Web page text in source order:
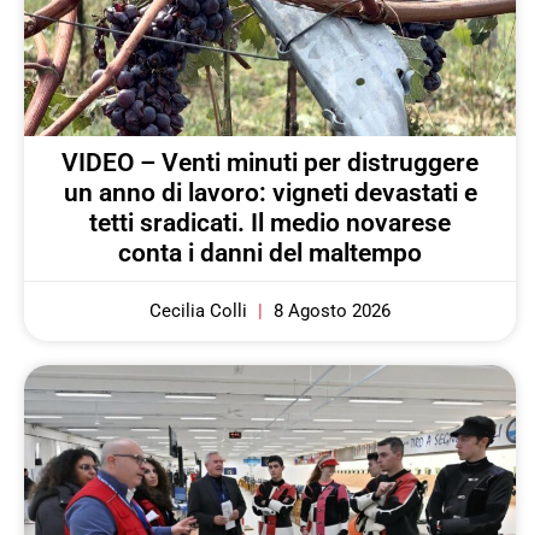
VIDEO – Venti minuti per distruggere
un anno di lavoro: vigneti devastati e
tetti sradicati. Il medio novarese
conta i danni del maltempo
Cecilia Colli 8 Agosto 2026